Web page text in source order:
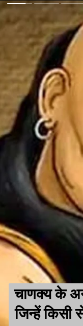
चाणक्य के
जिन्हें किसी